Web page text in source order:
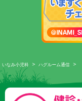
いなみ小児科 > ハグルーム通信 >